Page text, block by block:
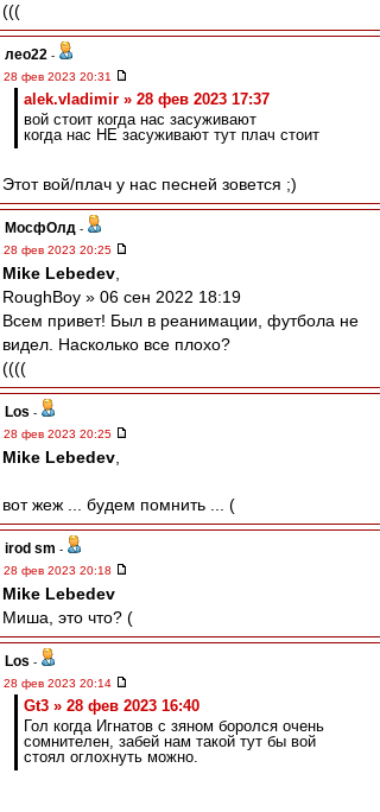
(((
лео22 -
28 фев 2023 20:31
alek.vladimir » 28 фев 2023 17:37
вой стоит когда нас засуживают
когда нас НЕ засуживают тут плач стоит
Этот вой/плач у нас песней зовется ;)
МосфОлд -
28 фев 2023 20:25
Mike Lebedev
RoughBoy » 06 сен 2022 18:19
Всем привет! Был в реанимации, футбола не
видел. Насколько все плохо?
((((
Los -
28 фев 2023 20:25
Mike Lebedev
вот жеж ... будем помнить ... (
irod sm -
28 фев 2023 20:18
Mike Lebedev
Миша, это что? (
Los -
28 фев 2023 20:14
Gt3 » 28 фев 2023 16:40
Гол когда Игнатов с зяном боролся очень
сомнителен, забей нам такой тут бы вой
стоял оглохнуть можно.